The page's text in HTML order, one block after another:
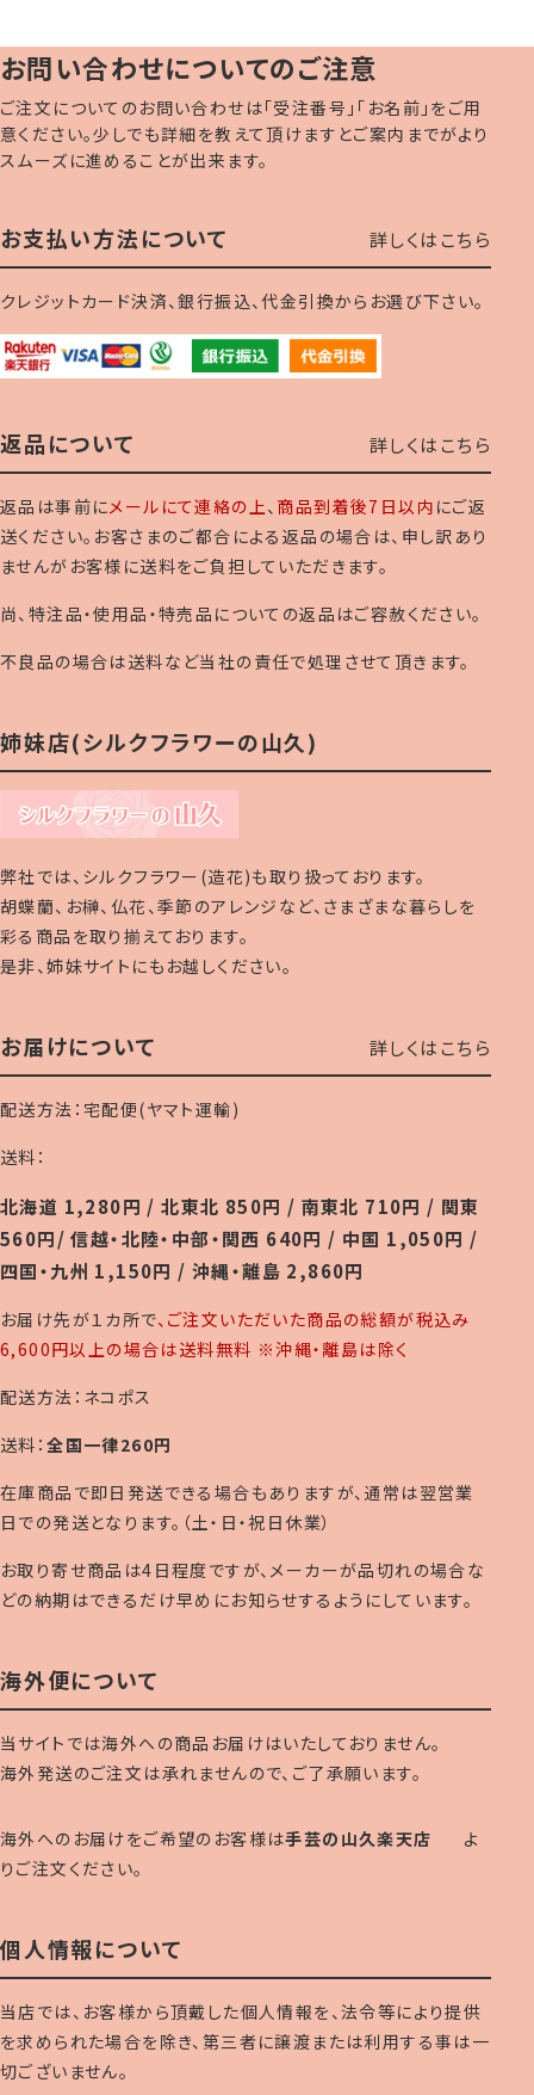
お問い合わせについてのご注意
ご注文についてのお問い合わせは「受注番号」「お名前」をご用
意ください。少しでも詳細を教えて頂けますとご案内までがより
スムーズに進めることが出来ます。
お支払い方法について 詳しくはこちら
クレジットカード決済、銀行振込、代金引換からお選び下さい。
返品について 詳しくはこちら
返品は事前にメールにて連絡の上、 商品到着後7日以内 にご返
送ください。お客さまのご都合による返品の場合は、申し訳あり
ませんがお客様に送料をご負担していただきます。
尚、特注品・使用品・特売品についての返品はご容赦ください。
不良品の場合は送料など当社の責任で処理させて頂きます。
姉妹店(シルクフラワーの山久)
弊社では、シルクフラワー(造花)も取り扱っております。
胡蝶蘭、お榊、仏花、季節のアレンジなど、さまざまな暮らしを
彩る商品を取り揃えております。
是非、姉妹サイトにもお越しください。
お届けについて 詳しくはこちら
配送方法：宅配便(ヤマト運輸)
送料：
北海道 1,280円 / 北東北 850円 / 南東北 710円 / 関東
560円/ 信越・北陸・中部・関西 640円 / 中国 1,050円 /
四国・九州 1,150円 / 沖縄・離島 2,860円
お届け先が１カ所で、ご注文いただいた商品の総額が税込み
6,600円以上の場合は送料無料 ※沖縄・離島は除く
配送方法：ネコポス
送料：全国一律260円
在庫商品で即日発送できる場合もありますが、通常は翌営業
日での発送となります。（土・日・祝日休業）
お取り寄せ商品は4日程度ですが、メーカーが品切れの場合な
どの納期はできるだけ早めにお知らせするようにしています。
海外便について
当サイトでは海外への商品お届けはいたしておりません。
海外発送のご注文は承れませんので、ご了承願います。
海外へのお届けをご希望のお客様は手芸の山久楽天店
よ
りご注文ください。
個人情報について
当店では、お客様から頂戴した個人情報を、法令等により提供
を求められた場合を除き、第三者に譲渡または利用する事は一
切ございません。